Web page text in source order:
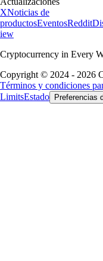
XNoticias de
productosEventosReddit
iew
Cryptocurrency in Every
Copyright © 2024 - 2026
Términos y condiciones
LimitsEstado Preferencias